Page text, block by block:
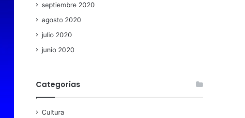
septiembre 2020
agosto 2020
julio 2020
junio 2020
Categorías
Cultura